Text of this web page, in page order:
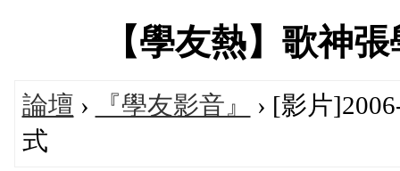
【學友熱】歌神
論壇 › 『學友影音』
› [影片
式